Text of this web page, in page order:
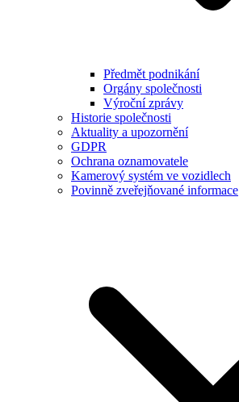
Předmět podnikání
Orgány společnosti
Výroční zprávy
Historie společnosti
Aktuality a upozornění
GDPR
Ochrana oznamovatele
Kamerový systém ve vozidlech
Povinně zveřejňované informace